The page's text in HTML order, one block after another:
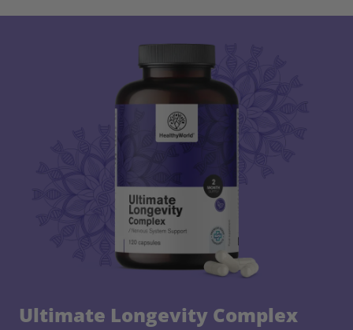
Ultimate Longevity Complex